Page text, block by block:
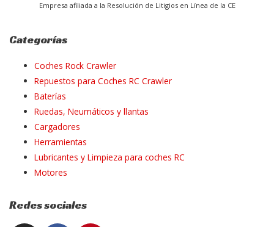
Empresa afiliada a la Resolución de Litigios en Línea de la CE
Categorías
Coches Rock Crawler
Repuestos para Coches RC Crawler
Baterías
Ruedas, Neumáticos y llantas
Cargadores
Herramientas
Lubricantes y Limpieza para coches RC
Motores
Redes sociales